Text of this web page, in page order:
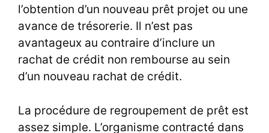
l’obtention d’un nouveau prêt projet ou une
avance de trésorerie. Il n’est pas
avantageux au contraire d’inclure un
rachat de crédit non rembourse au sein
d’un nouveau rachat de crédit.
La procédure de regroupement de prêt est
assez simple. L’organisme contracté dans